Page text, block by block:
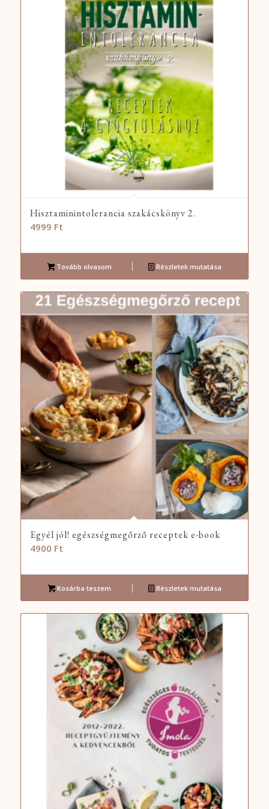
Hisztaminintolerancia szakácskönyv 2.
4999 Ft
Tovább olvasom Részletek mutatása
Egyél jól! egészségmegőrző receptek e-book
4900 Ft
Kosárba teszem Részletek mutatása